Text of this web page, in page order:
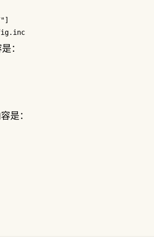
]
：
是：